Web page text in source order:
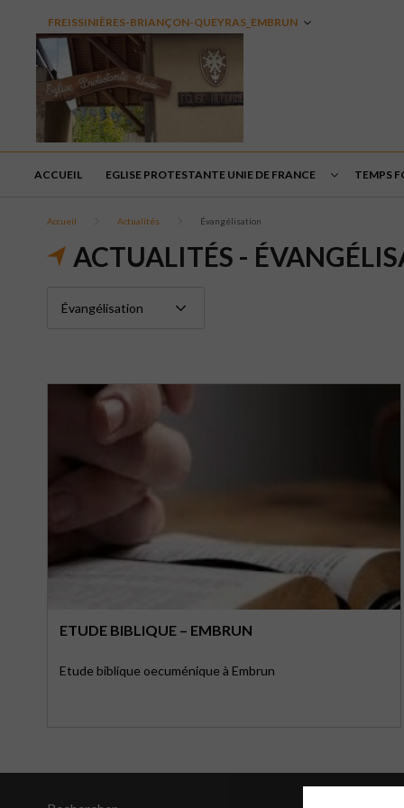
FREISSINIÈRES-BRIANÇON-QUEYRAS_EMBRUN
ACCUEIL EGLISE PROTESTANTE UNIE DE FRANCE TEMPS
Accueil Actualités Évangélisation
ACTUALITÉS -
ETUDE BIBLIQUE – EMBRUN
Etude biblique oecuménique à Embrun